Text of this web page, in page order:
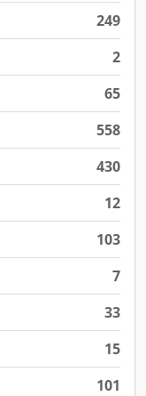
249
2
65
558
430
12
103
7
33
15
101